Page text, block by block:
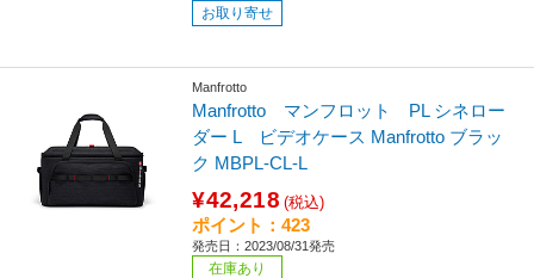
お取り寄せ
Manfrotto
Manfrotto マンフロット PL シネロー
ダー L ビデオケース Manfrotto ブラッ
ク MBPL-CL-L
¥42,218 (税込)
ポイント：423
発売日：2023/08/31発売
在庫あり